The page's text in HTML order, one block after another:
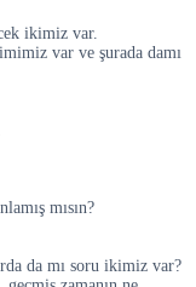
ikimiz var.
var ve şurada damı
mısın?
da mı soru ikimiz var?